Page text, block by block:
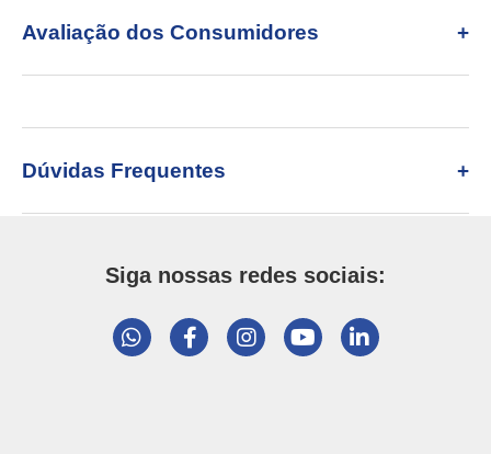
Avaliação dos Consumidores
Dúvidas Frequentes
Siga nossas redes sociais: